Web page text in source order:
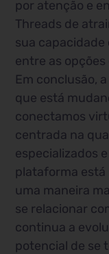
por atenção e
Threads de
sua
entre as
Em conclusão,
que está
conectamos
centrada na
especializados
plataforma
uma maneira
se relacionar
continua a
potencial de se